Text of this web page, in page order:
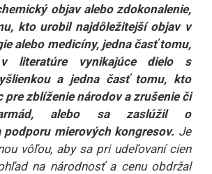
objav alebo zdokonalenie,
kto urobil najdôležitejší objav v
alebo medicíny, jedna časť tomu,
literatúre vynikajúce dielo s
a jedna časť tomu, kto
pre zblíženie národov a zrušenie či
alebo sa zaslúžil o
podporu mierových kongresov. Je
vôľou, aby sa pri udeľovaní cien
na národnosť a cenu obdržal